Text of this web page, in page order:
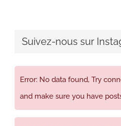
Suivez-nous sur
Error: No data found, Try
and make sure you have